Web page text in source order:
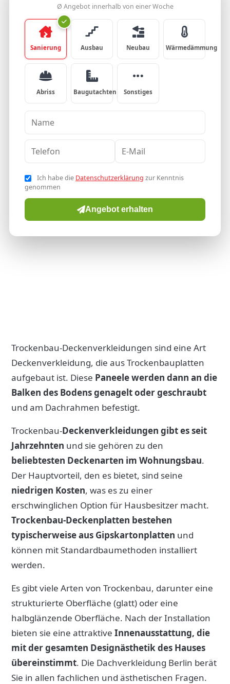
Ø Angebot innerhalb von einer Woche
Sanierung Ausbau Neubau Wärmedämmung
Abriss Baugutachten Sonstiges
Ich habe die Datenschutzerklärung zur Kenntnis
genommen
Angebot erhalten
Trockenbau-Deckenverkleidungen sind eine Art
Deckenverkleidung, die aus Trockenbauplatten
aufgebaut ist. Diese Paneele werden dann an die
Balken des Bodens genagelt oder geschraubt
und am Dachrahmen befestigt.
Trockenbau-Deckenverkleidungen gibt es seit
Jahrzehnten und sie gehören zu den
beliebtesten Deckenarten im Wohnungsbau.
Der Hauptvorteil, den es bietet, sind seine
niedrigen Kosten, was es zu einer
erschwinglichen Option für Hausbesitzer macht.
Trockenbau-Deckenplatten bestehen
typischerweise aus Gipskartonplatten und
können mit Standardbaumethoden installiert
werden.
Es gibt viele Arten von Trockenbau, darunter eine
strukturierte Oberfläche (glatt) oder eine
halbglänzende Oberfläche. Nach der Installation
bieten sie eine attraktive Innenausstattung, die
mit der gesamten Designästhetik des Hauses
übereinstimmt. Die Dachverkleidung Berlin berät
Sie in allen fachlichen und ästhetischen Fragen.